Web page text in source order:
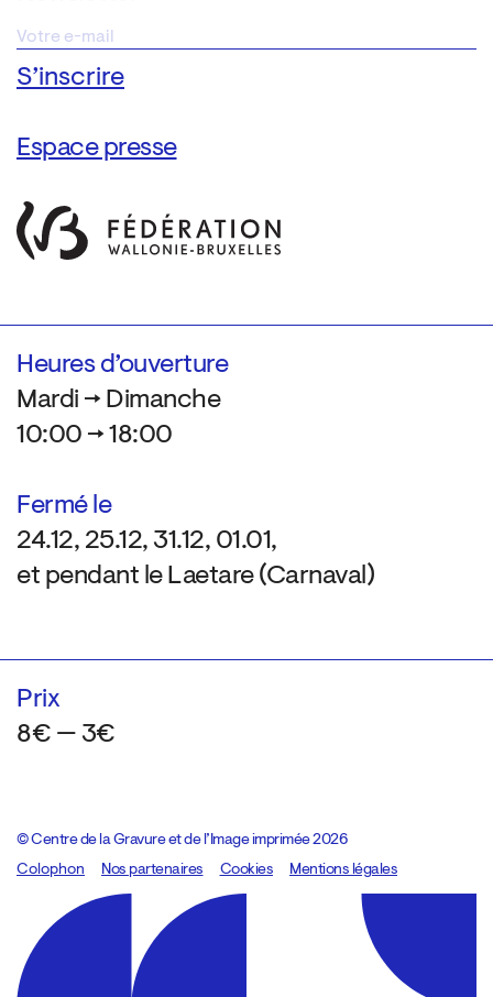
Espace presse
Heures d’ouverture
Mardi → Dimanche
10:00 → 18:00
Fermé le
24.12, 25.12, 31.12, 01.01,
et pendant le Laetare (Carnaval)
Prix
8€ — 3€
© Centre de la Gravure et de l’Image imprimée 2026
Colophon
Design:Marcel Kaczmarek, code:8080.studio
Nos partenaires Cookies Mentions légales